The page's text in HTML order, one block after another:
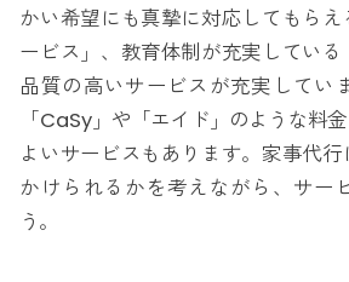
かい希望にも真摯に対応してもら
ービス」、教育体制が充実している
品質の高いサービスが充実してい
「CaSy」や「エイド」のような料
よいサービスもあります。家事代
かけられるかを考えながら、サー
う。